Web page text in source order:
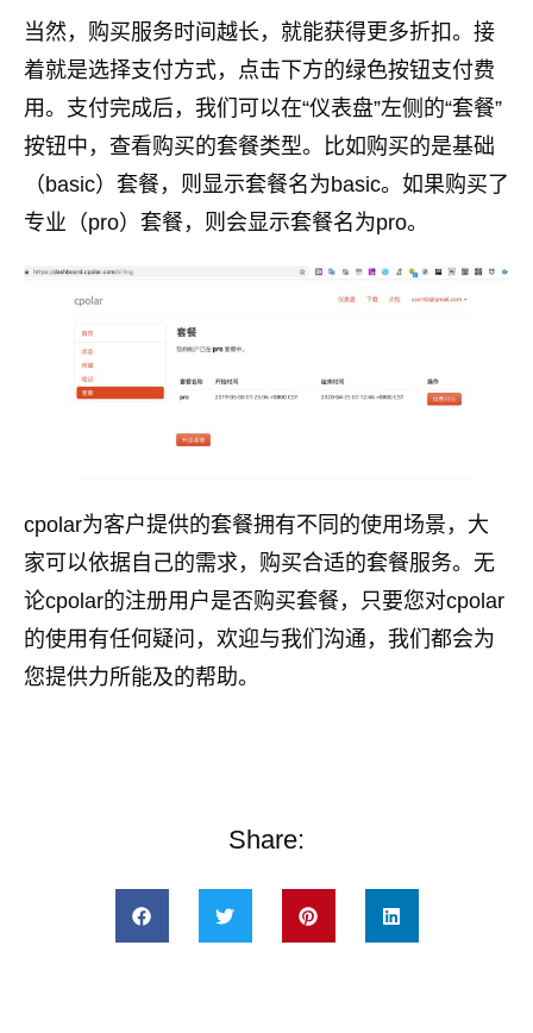
当然，购买服务时间越长，就能获得更多折扣。接
着就是选择支付方式，点击下方的绿色按钮支付费
用。支付完成后，我们可以在“仪表盘”左侧的“套餐”
按钮中，查看购买的套餐类型。比如购买的是基础
（basic）套餐，则显示套餐名为basic。如果购买了
专业（pro）套餐，则会显示套餐名为pro。
cpolar为客户提供的套餐拥有不同的使用场景，大
家可以依据自己的需求，购买合适的套餐服务。无
论cpolar的注册用户是否购买套餐，只要您对cpolar
的使用有任何疑问，欢迎与我们沟通，我们都会为
您提供力所能及的帮助。
Share: